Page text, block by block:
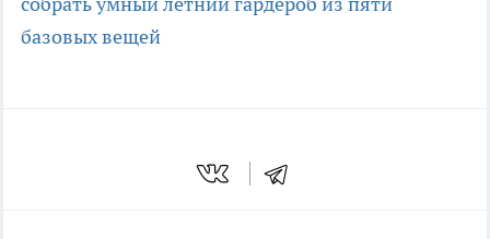
базовых вещей